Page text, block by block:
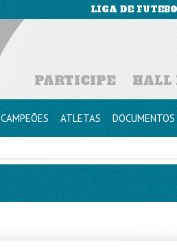
LIGA DE
PARTICIPE HALL
CAMPEÕES ATLETAS DOCUMENTOS